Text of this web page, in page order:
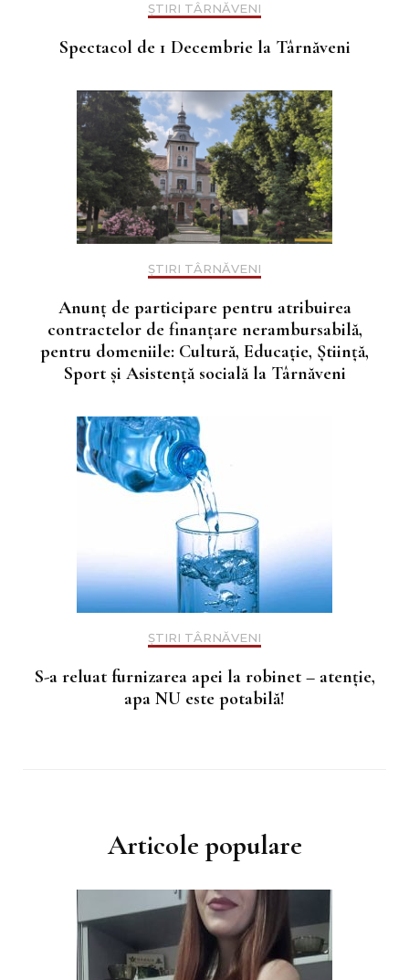
ȘTIRI TÂRNĂVENI
Spectacol de 1 Decembrie la Târnăveni
ȘTIRI TÂRNĂVENI
Anunţ de participare pentru atribuirea
contractelor de finanţare nerambursabilă,
pentru domeniile: Cultură, Educație, Știință,
Sport și Asistență socială la Târnăveni
ȘTIRI TÂRNĂVENI
S-a reluat furnizarea apei la robinet – atenție,
apa NU este potabilă!
Articole populare